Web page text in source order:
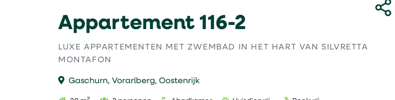
Appartement 116-2
LUXE APPARTEMENTEN MET ZWEMBAD IN HET HART VAN SILVRETTA
MONTAFON
Gaschurn, Vorarlberg, Oostenrijk